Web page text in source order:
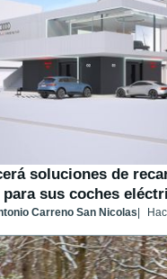
soluciones de
para sus coches
Carreno San Nicolas